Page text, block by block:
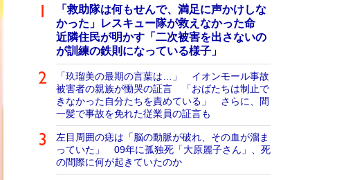
「救助隊は何もせんで、満足に声かけしな
かった」レスキュー隊が救えなかった命
近隣住民が明かす「二次被害を出さないの
が訓練の鉄則になっている様子」
「玖瑠美の最期の言葉は…」 イオンモール事故
被害者の親族が慟哭の証言 「おばたちは制止で
きなかった自分たちを責めている」 さらに、間
一髪で事故を免れた従業員の証言も
左目周囲の痣は「脳の動脈が破れ、その血が溜ま
っていた」 09年に孤独死「大原麗子さん」、死
の間際に何が起きていたのか